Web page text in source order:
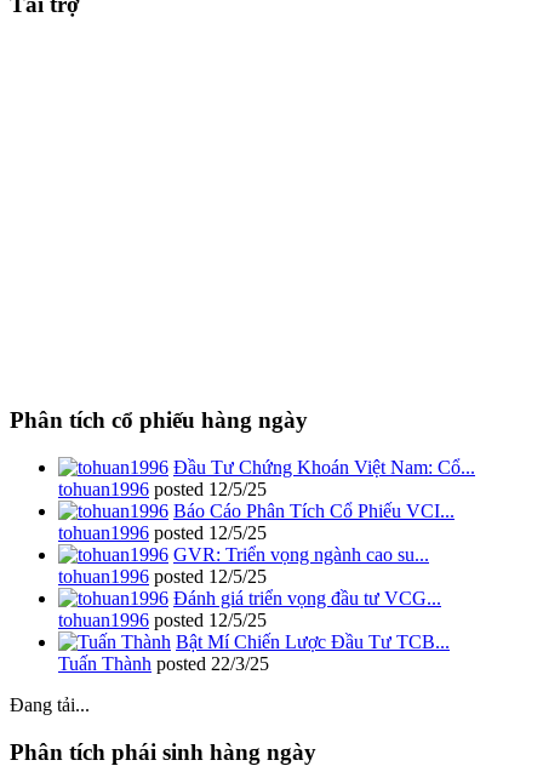
Phân tích cổ phiếu hàng ngày
Đầu Tư Chứng Khoán Việt Nam: Cổ...
tohuan1996 posted 12/5/25
Báo Cáo Phân Tích Cổ Phiếu VCI...
tohuan1996 posted 12/5/25
GVR: Triển vọng ngành cao su...
tohuan1996 posted 12/5/25
Đánh giá triển vọng đầu tư VCG...
tohuan1996 posted 12/5/25
Bật Mí Chiến Lược Đầu Tư TCB...
Tuấn Thành posted 22/3/25
Đang tải...
Phân tích phái sinh hàng ngày